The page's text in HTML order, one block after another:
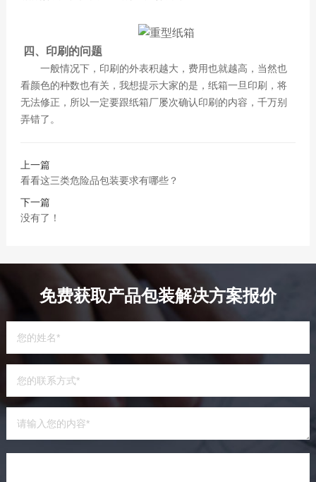
四、印刷的问题
一般情况下，印刷的外表积越大，费用也就越高，当然也
看颜色的种数也有关，我想提示大家的是，纸箱一旦印刷，将
无法修正，所以一定要跟纸箱厂屡次确认印刷的内容，千万别
弄错了。
上一篇
看看这三类危险品包装要求有哪些？
下一篇
没有了！
免费获取产品包装解决方案报价